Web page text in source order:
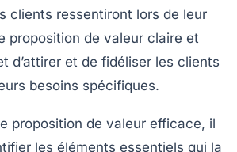
clients ressentiront lors de leur
proposition de valeur claire et
d’attirer et de fidéliser les clients
besoins spécifiques.
proposition de valeur efficace, il
les éléments essentiels qui la